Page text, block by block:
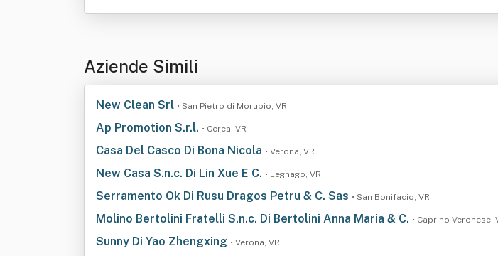
Aziende Simili
New Clean Srl • San Pietro di Morubio, VR
Ap Promotion S.r.l. • Cerea, VR
Casa Del Casco Di Bona Nicola • Verona, VR
New Casa S.n.c. Di Lin Xue E C. • Legnago, VR
Serramento Ok Di Rusu Dragos Petru & C. Sas • San Bonifacio, VR
Molino Bertolini Fratelli S.n.c. Di Bertolini Anna Maria & C. • Caprino Veronese,
Sunny Di Yao Zhengxing • Verona, VR